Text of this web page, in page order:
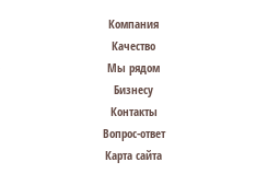
Компания
Качество
Мы рядом
Бизнесу
Контакты
Вопрос-ответ
Карта сайта